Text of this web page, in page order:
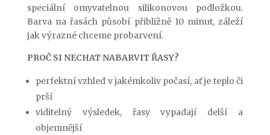
speciální omyvatelnou silikonovou podložkou.
Barva na řasách působí přibližně 10 minut, záleží
jak výrazné chceme probarvení.
PROČ SI NECHAT NABARVIT ŘASY?
perfektní vzhled v jakémkoliv počasí, ať je teplo či
prší
viditelný výsledek, řasy vypadají delší a
objemnější